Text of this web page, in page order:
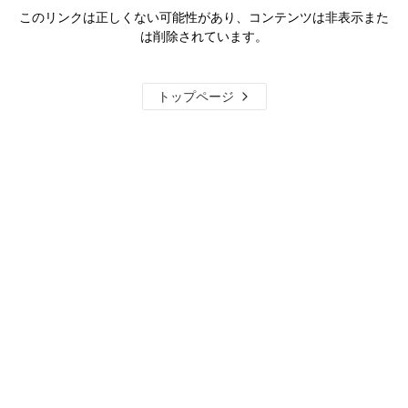
このリンクは正しくない可能性があり、コンテンツは非表示また
は削除されています。
トップページ